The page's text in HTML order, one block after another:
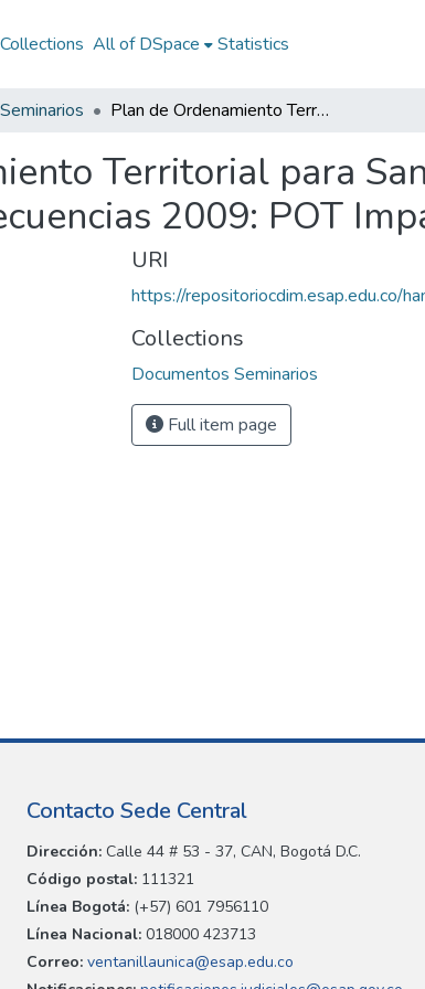
All of DSpace Statistics
Plan de Ordenamiento Territorial para Santa Fe de Bogotá D.C. - POT Impactos y Consecuencias 2009: POT Impactos y Consecuencias 2009
Territorial para
2009: POT
URI
https://repositoriocdim.esap.edu.co/
Collections
Documentos Seminarios
Full item page
Contacto Sede Central
Dirección: Calle 44 # 53 - 37, CAN, Bogotá D.C.
Código postal: 111321
Línea Bogotá: (+57) 601 7956110
Línea Nacional: 018000 423713
Correo: ventanillaunica@esap.edu.co